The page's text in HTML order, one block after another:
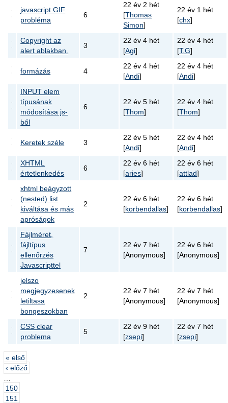
javascript GIF
probléma
6
22 év 2 hét
[Thomas
Simon]
22 év 1 hét
[chx]
Copyright az
alert ablakban.
3
22 év 4 hét
[Agi]
22 év 4 hét
[T.G]
formázás 4
22 év 4 hét
[Andi]
22 év 4 hét
[Andi]
INPUT elem
típusának
módosítása js-
ből
6
22 év 5 hét
[Thom]
22 év 4 hét
[Thom]
Keretek széle 3
22 év 5 hét
[Andi]
22 év 4 hét
[Andi]
XHTML
értetlenkedés
6
22 év 6 hét
[aries]
22 év 6 hét
[attlad]
xhtml beágyzott
(nested) list
kiváltása és más
apróságok
2
22 év 6 hét
[korbendallas]
22 év 6 hét
[korbendallas]
Fájlméret,
fájltípus
ellenőrzés
Javascripttel
7
22 év 7 hét
[Anonymous]
22 év 6 hét
[Anonymous]
jelszo
megjegyzesenek
letiltasa
bongeszokban
2
22 év 7 hét
[Anonymous]
22 év 7 hét
[Anonymous]
CSS clear
problema
5
22 év 9 hét
[zsepi]
22 év 7 hét
[zsepi]
« első
‹ előző
150
151